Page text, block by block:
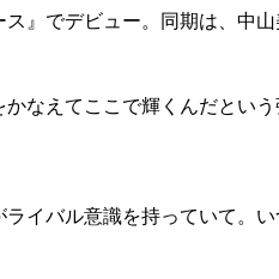
』でデビュー。同期は、中
なえてここで輝くんだとい
イバル意識を持っていて。